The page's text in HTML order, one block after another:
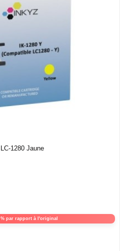
1280 Jaune
% par rapport à l'original